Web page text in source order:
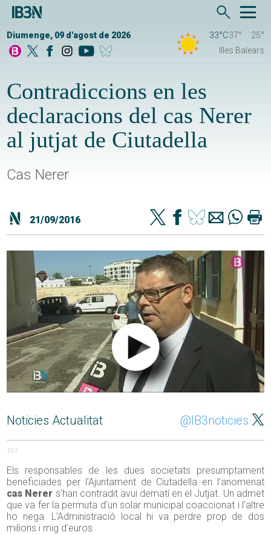
Diumenge, 09 d'agost de 2026 33°C37°
25°
Illes Balears
Contradiccions en les
declaracions del cas Nerer
al jutjat de Ciutadella
Cas Nerer
21/09/2016
Noticies Actualitat @IB3noticies
197
Els responsables de les dues societats presumptament
beneficiades per l’Ajuntament de Ciutadella en l’anomenat
cas Nerer s’han contradit avui dematí en el Jutjat. Un admet
que va fer la permuta d’un solar municipal coaccionat i l’altre
ho nega. L’Administració local hi va perdre prop de dos
milions i mig d’euros.